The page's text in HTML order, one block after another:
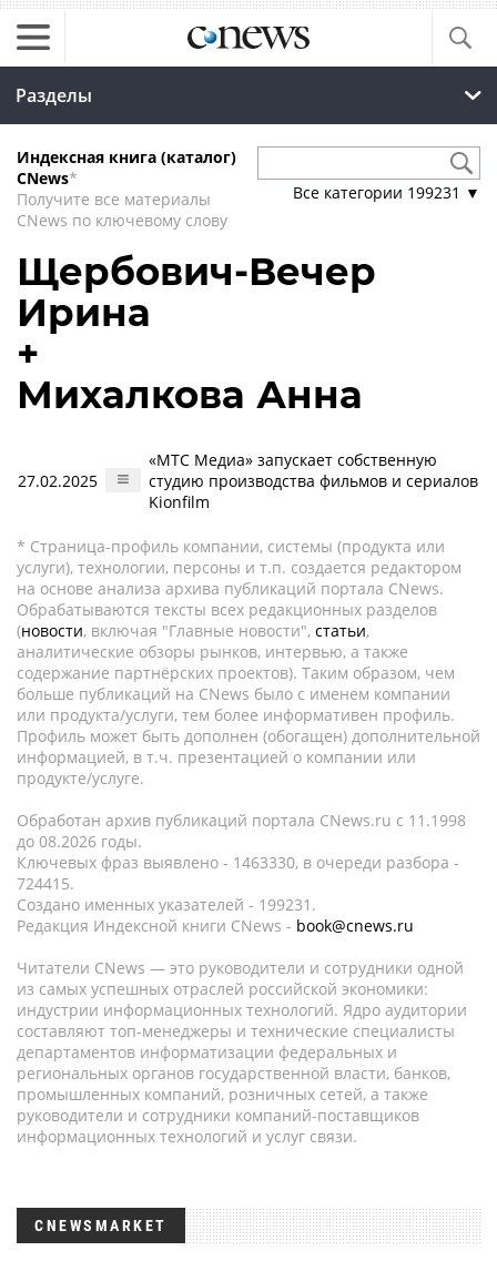
Разделы
Индексная книга (каталог)
CNews*
Получите все материалы
CNews по ключевому слову
Все категории 199231 ▼
Щербович-Вечер
Ирина
+
Михалкова Анна
27.02.2025
«МТС Медиа» запускает собственную
студию производства фильмов и сериалов
Kionfilm
* Страница-профиль компании, системы (продукта или
услуги), технологии, персоны и т.п. создается редактором
на основе анализа архива публикаций портала CNews.
Обрабатываются тексты всех редакционных разделов
(новости, включая "Главные новости", статьи,
аналитические обзоры рынков, интервью, а также
содержание партнёрских проектов). Таким образом, чем
больше публикаций на CNews было с именем компании
или продукта/услуги, тем более информативен профиль.
Профиль может быть дополнен (обогащен) дополнительной
информацией, в т.ч. презентацией о компании или
продукте/услуге.
Обработан архив публикаций портала CNews.ru c 11.1998
до 08.2026 годы.
Ключевых фраз выявлено - 1463330, в очереди разбора -
724415.
Создано именных указателей - 199231.
Редакция Индексной книги CNews - book@cnews.ru
Читатели CNews — это руководители и сотрудники одной
из самых успешных отраслей российской экономики:
индустрии информационных технологий. Ядро аудитории
составляют топ-менеджеры и технические специалисты
департаментов информатизации федеральных и
региональных органов государственной власти, банков,
промышленных компаний, розничных сетей, а также
руководители и сотрудники компаний-поставщиков
информационных технологий и услуг связи.
CNEWSMARKET